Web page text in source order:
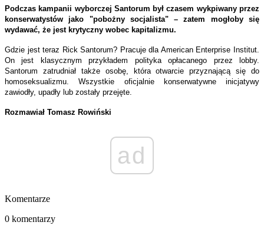
Podczas kampanii wyborczej Santorum był czasem wykpiwany przez
konserwatystów jako "pobożny socjalista" – zatem mogłoby się
wydawać, że jest krytyczny wobec kapitalizmu.
Gdzie jest teraz Rick Santorum? Pracuje dla American Enterprise Institut.
On jest klasycznym przykładem polityka opłacanego przez lobby.
Santorum zatrudniał także osobę, która otwarcie przyznającą się do
homoseksualizmu. Wszystkie oficjalnie konserwatywne inicjatywy
zawiodły, upadły lub zostały przejęte.
Rozmawiał Tomasz Rowiński
ad
Komentarze
0 komentarzy